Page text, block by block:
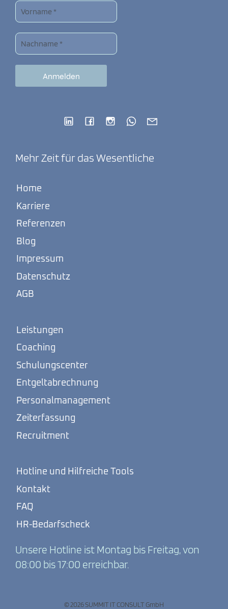
Mehr Zeit für das Wesentliche
Home
Karriere
Referenzen
Blog
Impressum
Datenschutz
AGB
Leistungen
Coaching
Schulungscenter
Entgeltabrechnung
Personalmanagement
Zeiterfassung
Recruitment
Hotline und Hilfreiche Tools
Kontakt
FAQ
HR-Bedarfscheck
Unsere Hotline ist Montag bis Freitag, von
08:00 bis 17:00 erreichbar.
© 2026 SUMMIT IT CONSULT GmbH